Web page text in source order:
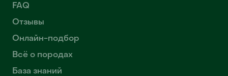
FAQ
Отзывы
Онлайн-подбор
Всё о породах
База знаний